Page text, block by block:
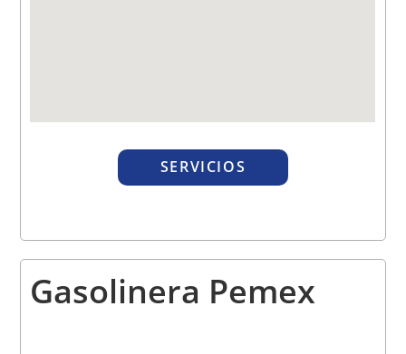
SERVICIOS
Gasolinera Pemex